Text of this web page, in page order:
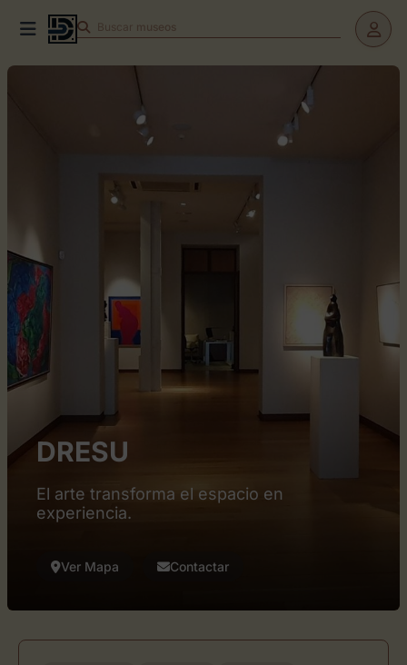
Buscar teatros
DRESU
El arte transforma el espacio en
experiencia.
Ver Mapa Contactar